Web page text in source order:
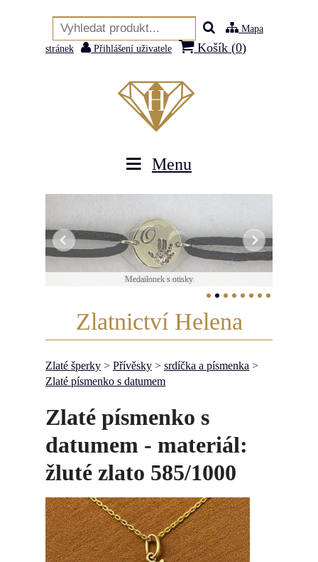
Mapa
stránek
Přihlášení uživatele Košík (0)
Menu
Náramek s vltavínem
Medailonek s otisky
Zlatnictví Helena
Zlaté šperky > Přívěsky > srdíčka a písmenka >
Zlaté písmenko s datumem
Zlaté písmenko s
datumem - materiál:
žluté zlato 585/1000